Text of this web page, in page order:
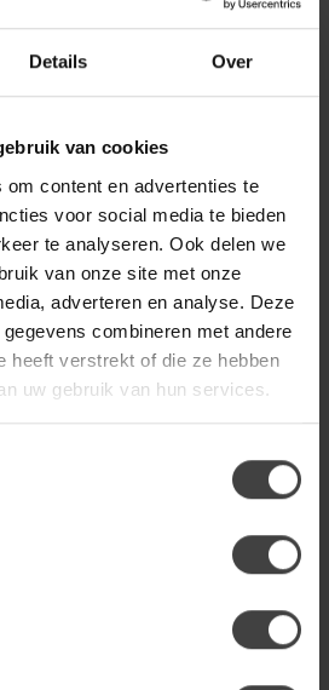
Details Over
van cookies
om content en advertenties te
voor social media te bieden
te analyseren. Ook delen we
van onze site met onze
adverteren en analyse. Deze
combineren met andere
heeft verstrekt of die ze hebben
uw gebruik van hun services.
edge 130
269,00
Mangohout 649,00
Mangohout 849,00
nodig bij de bestelling? Neem
op met onze klantenservice